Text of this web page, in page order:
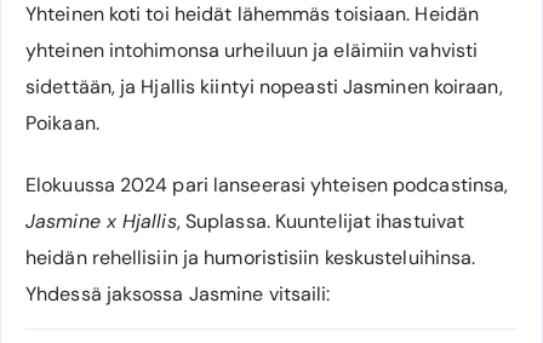
Yhteinen koti toi heidät lähemmäs toisiaan. Heidän
yhteinen intohimonsa urheiluun ja eläimiin vahvisti
sidettään, ja Hjallis kiintyi nopeasti Jasminen koiraan,
Poikaan.
Elokuussa 2024 pari lanseerasi yhteisen podcastinsa,
Jasmine x Hjallis, Suplassa. Kuuntelijat ihastuivat
heidän rehellisiin ja humoristisiin keskusteluihinsa.
Yhdessä jaksossa Jasmine vitsaili: